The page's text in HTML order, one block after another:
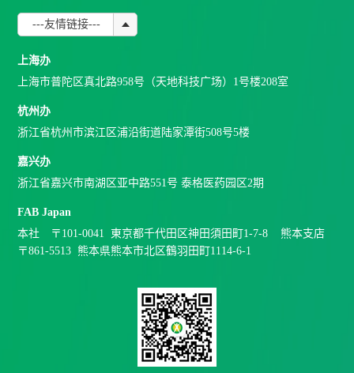
认知水准得到认可
SCI文章20+；临床试验影像评估经验26年
---友情链接---
上海办
上海市普陀区真北路958号（天地科技广场）1号楼208室
杭州办
浙江省杭州市滨江区浦沿街道陆家潭街508号5楼
嘉兴办
浙江省嘉兴市南湖区亚中路551号 泰格医药园区2期
FAB Japan
本社 〒101-0041 東京都千代田区神田須田町1-7-8 熊本支店
〒861-5513 熊本県熊本市北区鶴羽田町1114-6-1